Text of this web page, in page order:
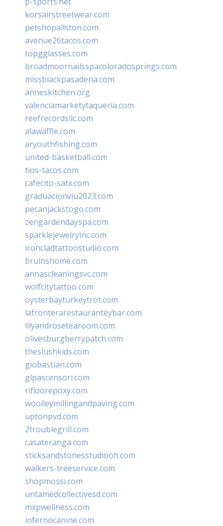
korsairstreetwear.com
petshopallston.com
avenue26tacos.com
topgglasses.com
broadmoornailsspacoloradosprings.com
missblackpasadena.com
anneskitchen.org
valenciamarketytaqueria.com
reefrecordsllc.com
alawaffle.com
aryouthfishing.com
united-basketball.com
tios-tacos.com
cafecito-satx.com
graduacionviu2023.com
pecanjackstogo.com
zengardendayspa.com
sparklejewelryinc.com
ironcladtattoostudio.com
bruinshome.com
annascleaningsvc.com
wolfcitytattoo.com
oysterbayturkeytrot.com
lafronterarestauranteybar.com
lilyandrosetearoom.com
olivesburgberrypatch.com
theslushkids.com
giobastian.com
glpascensori.com
rifloorepoxy.com
woolleymillingandpaving.com
uptonpvd.com
2troublegrill.com
casateranga.com
sticksandstonesstudiooh.com
walkers-treeservice.com
shopmossi.com
untamedcollectivesd.com
mxpwellness.com
infernocanine.com